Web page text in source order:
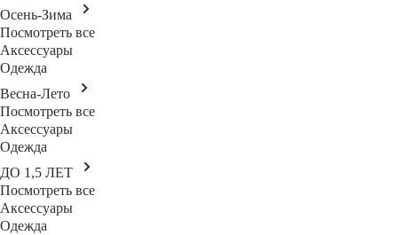
Осень-Зима
Посмотреть все
Аксессуары
Одежда
Весна-Лето
Посмотреть все
Аксессуары
Одежда
ДО 1,5 ЛЕТ
Посмотреть все
Аксессуары
Одежда